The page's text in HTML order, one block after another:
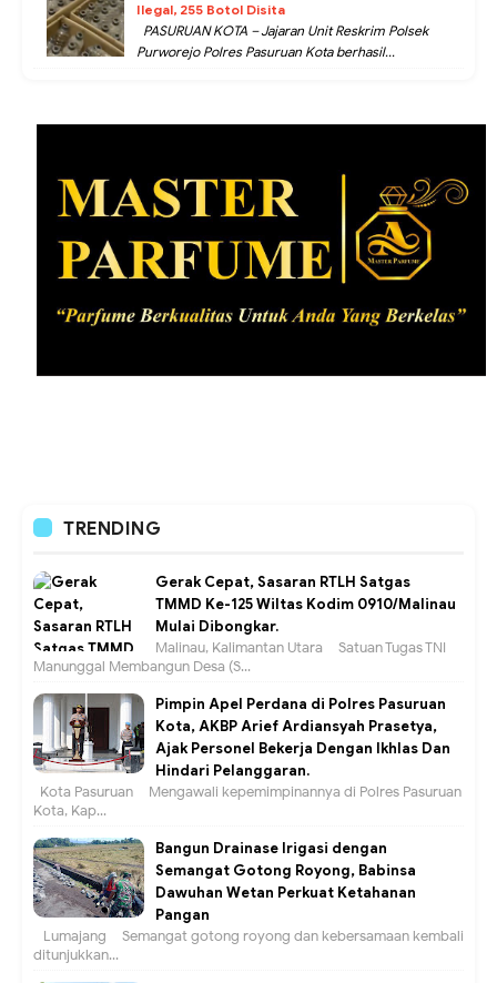
Ilegal, 255 Botol Disita
PASURUAN KOTA – Jajaran Unit Reskrim Polsek
Purworejo Polres Pasuruan Kota berhasil...
TRENDING
Gerak Cepat, Sasaran RTLH Satgas
TMMD Ke-125 Wiltas Kodim 0910/Malinau
Mulai Dibongkar.
Malinau, Kalimantan Utara – Satuan Tugas TNI
Manunggal Membangun Desa (S...
Pimpin Apel Perdana di Polres Pasuruan
Kota, AKBP Arief Ardiansyah Prasetya,
Ajak Personel Bekerja Dengan Ikhlas Dan
Hindari Pelanggaran.
Kota Pasuruan – Mengawali kepemimpinannya di Polres Pasuruan
Kota, Kap...
Bangun Drainase Irigasi dengan
Semangat Gotong Royong, Babinsa
Dawuhan Wetan Perkuat Ketahanan
Pangan
Lumajang – Semangat gotong royong dan kebersamaan kembali
ditunjukkan...